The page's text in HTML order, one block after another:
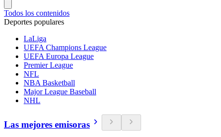
Todos los contenidos
Deportes populares
LaLiga
UEFA Champions League
UEFA Europa League
Premier League
NFL
NBA Basketball
Major League Baseball
NHL
Las mejores emisoras